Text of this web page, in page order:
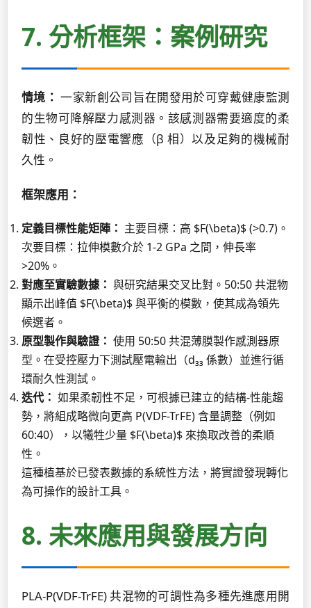
7. 分析框架：案例研究
情境： 一家新創公司旨在開發用於可穿戴健康監測
的生物可降解壓力感測器。該感測器需要適度的柔
韌性、良好的壓電響應（β 相）以及足夠的機械耐
久性。
框架應用：
定義目標性能矩陣： 主要目標：高 $F(\beta)$ (>0.7)。
次要目標：拉伸模數介於 1-2 GPa 之間，伸長率
>20%。
對應至實驗數據： 與研究結果交叉比對。50:50 共混物
顯示出峰值 $F(\beta)$ 與平衡的模數，使其成為領先
候選者。
原型製作與驗證： 使用 50:50 共混薄膜製作感測器原
型。在受控壓力下測試壓電輸出（d₃₃ 係數）並進行循
環耐久性測試。
迭代： 如果柔韌性不足，可根據已建立的結構-性能趨
勢，將組成略微向更高 P(VDF-TrFE) 含量調整（例如
60:40），以犧牲少量 $F(\beta)$ 來換取改善的柔順
性。
這種植基於已發表數據的系統性方法，將實證發現轉化
為可操作的設計工具。
8. 未來應用與發展方向
PLA-P(VDF-TrFE) 共混物的可調性為多種先進應用開